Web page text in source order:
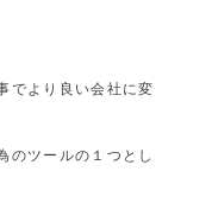
でより良い会社に変
のツールの１つとし